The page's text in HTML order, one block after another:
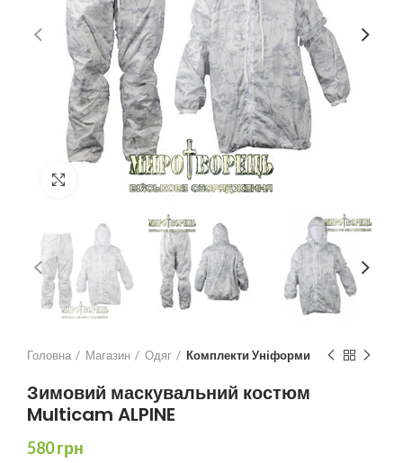
Click to enlarge
Головна Магазин Одяг Комплекти Уніформи
Зимовий маскувальний костюм
Multicam ALPINE
580грн